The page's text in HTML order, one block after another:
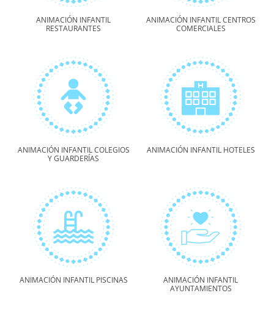
ANIMACIÓN INFANTIL
RESTAURANTES
ANIMACIÓN INFANTIL CENTROS
COMERCIALES
ANIMACIÓN INFANTIL COLEGIOS
Y GUARDERÍAS
ANIMACIÓN INFANTIL HOTELES
ANIMACIÓN INFANTIL PISCINAS
ANIMACIÓN INFANTIL
AYUNTAMIENTOS